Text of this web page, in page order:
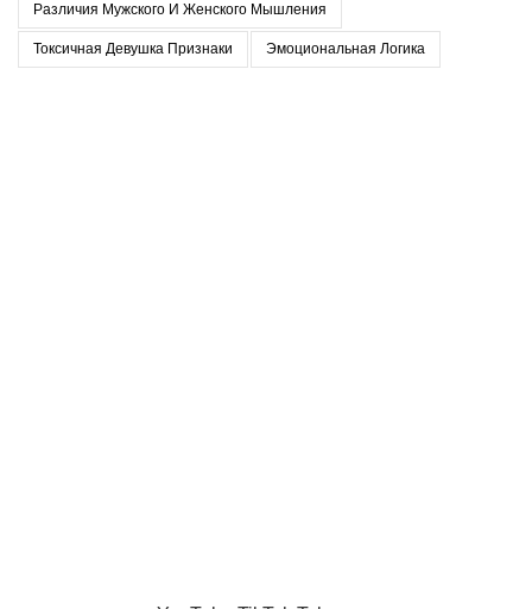
Различия Мужского И Женского Мышления
Токсичная Девушка Признаки Эмоциональная Логика